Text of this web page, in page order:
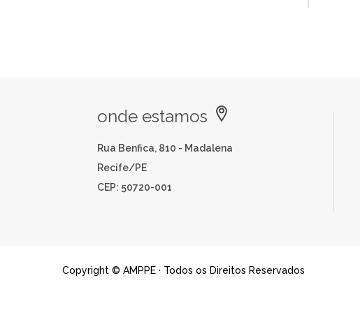
onde estamos
Rua Benfica, 810 - Madalena
Recife/PE
CEP: 50720-001
Copyright © AMPPE · Todos os Direitos Reservados